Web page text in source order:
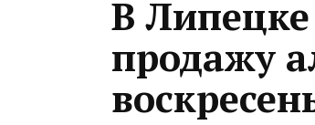
В Липецке
продажу